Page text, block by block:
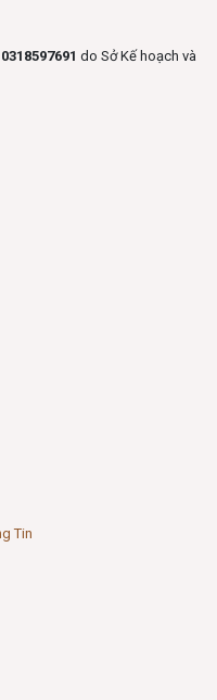
0318597691 do Sở Kế hoạch và
Tin